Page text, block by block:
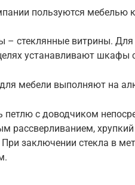
пользуются мебелью
– стеклянные витрины.
устанавливают шкафы
мебели выполняют на
петлю с доводчиком
рассверливанием,
При заключении стекла в